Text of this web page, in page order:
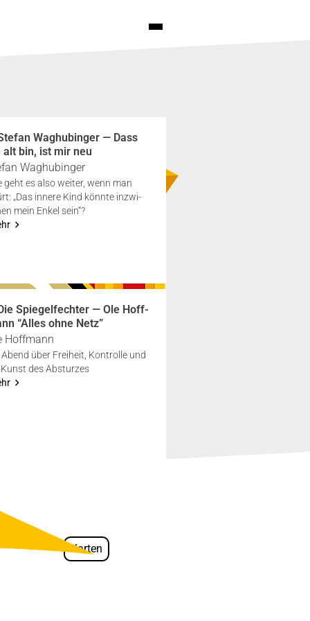
Wag­hubin­ger — Dass
alt bin, ist mir neu
Wag­hubin­ger
geht es also wei­ter, wenn man
„Das inne­re Kind könn­te inzwi­
mein Enkel sein“?
Spie­gel­fech­ter — Ole Hoff­
“Alles ohne Netz”
Hoff­mann
Abend über Frei­heit, Kon­trol­le und
des Abstur­zes
Karten